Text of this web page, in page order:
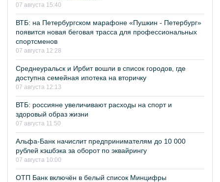
07 августа 15:40
ВТБ: на Петербургском марафоне «Пушкин - Петербург»
появится новая беговая трасса для профессиональных
спортсменов
07 августа 12:28
Среднеуральск и Ирбит вошли в список городов, где
доступна семейная ипотека на вторичку
07 августа 12:13
ВТБ: россияне увеличивают расходы на спорт и
здоровый образ жизни
07 августа 11:50
Альфа-Банк начислит предпринимателям до 10 000
рублей кэшбэка за оборот по эквайрингу
07 августа 10:00
ОТП Банк включён в белый список Минцифры